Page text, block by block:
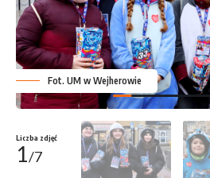
Fot. UM w Wejherowie
Liczba zdjęć
1/7